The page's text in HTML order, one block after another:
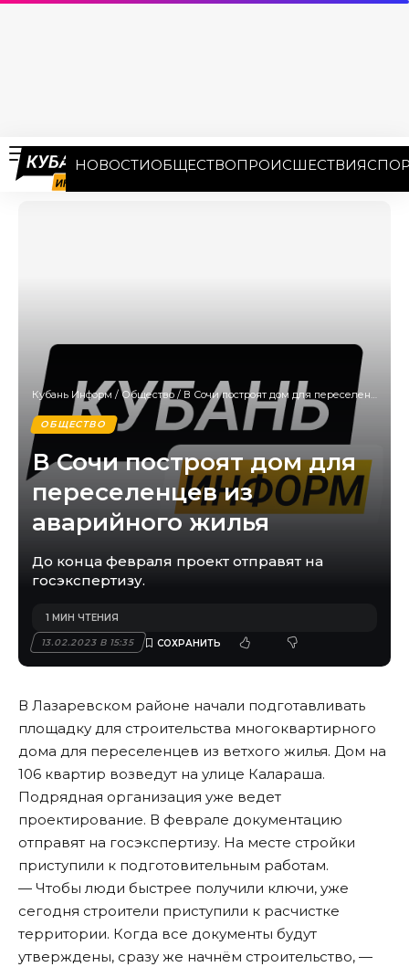
НОВОСТИОБЩЕСТВОПРОИСШЕСТВИЯ
Кубань Информ /Общество / В Сочи построят дом для переселенцев из аварийного жилья
ОБЩЕСТВО
В Сочи построят дом для
переселенцев из
аварийного жилья
До конца февраля проект отправят на
госэкспертизу.
13.02.2023 В 15:35
1 МИН ЧТЕНИЯ
В Лазаревском районе начали подготавливать
площадку для строительства многоквартирного
дома для переселенцев из ветхого жилья. Дом на
106 квартир возведут на улице Калараша.
Подрядная организация уже ведет
проектирование. В феврале документацию
отправят на госэкспертизу. На месте стройки
приступили к подготовительным работам.
— Чтобы люди быстрее получили ключи, уже
сегодня строители приступили к расчистке
территории. Когда все документы будут
утверждены, сразу же начнём строительство, —